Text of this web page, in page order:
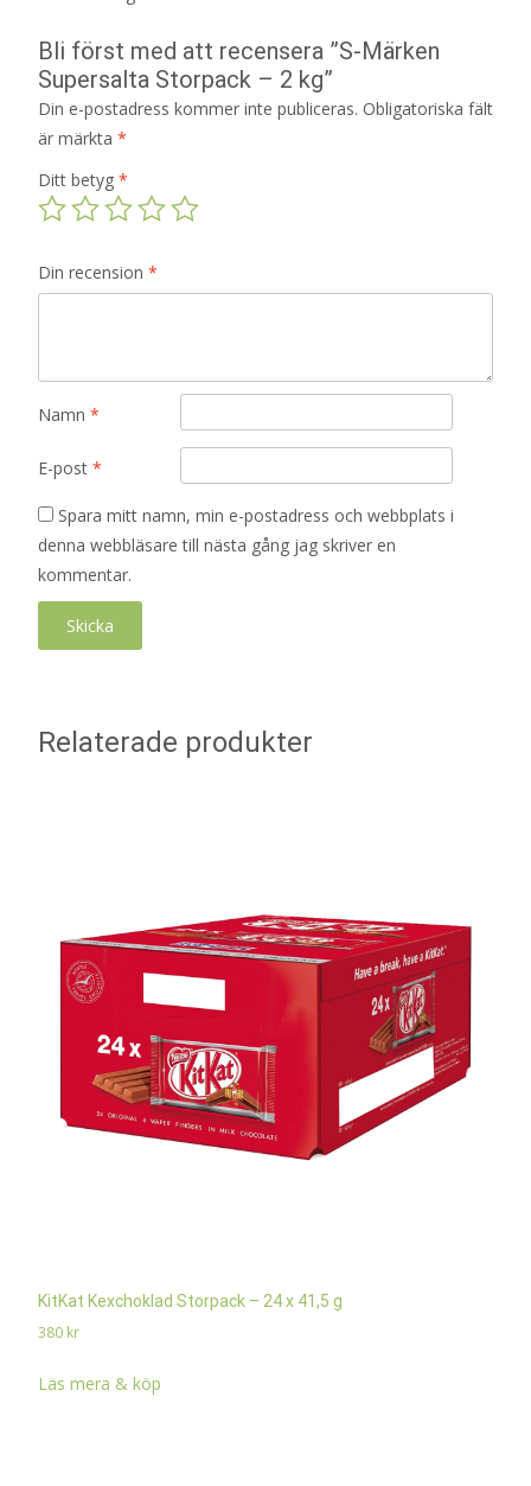
Bli först med att recensera ”S-Märken
Supersalta Storpack – 2 kg”
Din e-postadress kommer inte publiceras. Obligatoriska fält
är märkta *
Ditt betyg *
Din recension *
Namn *
E-post *
Spara mitt namn, min e-postadress och webbplats i
denna webbläsare till nästa gång jag skriver en
kommentar.
Relaterade produkter
KitKat Kexchoklad Storpack – 24 x 41,5 g
380 kr
Läs mera & köp